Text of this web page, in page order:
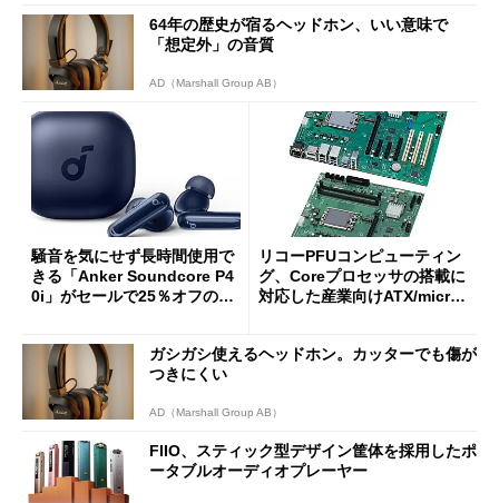
64年の歴史が宿るヘッドホン、いい意味で
「想定外」の音質
AD（Marshall Group AB）
騒音を気にせず長時間使用で
きる「Anker Soundcore P4
0i」がセールで25％オフの59
リコーPFUコンピューティン
グ、Coreプロセッサの搭載に
対応した産業向けATX/micro
ガシガシ使えるヘッドホン。カッターでも傷が
つきにくい
AD（Marshall Group AB）
FIIO、スティック型デザイン筐体を採用したポ
ータブルオーディオプレーヤー